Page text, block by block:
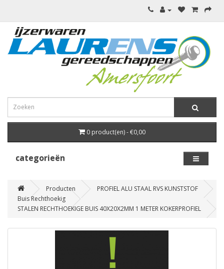
0 product(en) - €0,00
categorieën
Producten
PROFIEL ALU STAAL RVS KUNSTSTOF
Buis Rechthoekig
STALEN RECHTHOEKIGE BUIS 40X20X2MM 1 METER KOKERPROFIEL